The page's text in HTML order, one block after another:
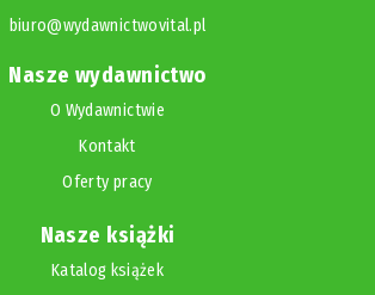
biuro@wydawnictwovital.pl
Nasze wydawnictwo
O Wydawnictwie
Kontakt
Oferty pracy
Nasze książki
Katalog książek